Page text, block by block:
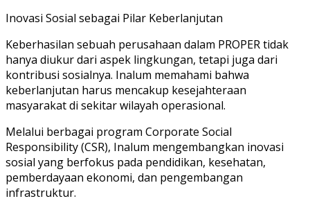
Inovasi Sosial sebagai Pilar Keberlanjutan
Keberhasilan sebuah perusahaan dalam PROPER tidak
hanya diukur dari aspek lingkungan, tetapi juga dari
kontribusi sosialnya. Inalum memahami bahwa
keberlanjutan harus mencakup kesejahteraan
masyarakat di sekitar wilayah operasional.
Melalui berbagai program Corporate Social
Responsibility (CSR), Inalum mengembangkan inovasi
sosial yang berfokus pada pendidikan, kesehatan,
pemberdayaan ekonomi, dan pengembangan
infrastruktur.